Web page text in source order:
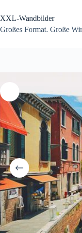
springen
XXL-Wandbilder
Großes Format. Große